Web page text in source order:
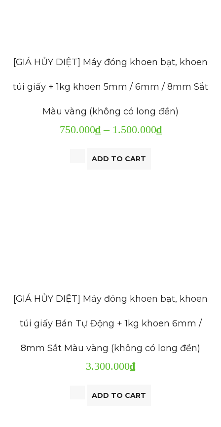
[GIÁ HỦY DIỆT] Máy đóng khoen bạt, khoen
túi giấy + 1kg khoen 5mm / 6mm / 8mm Sắt
Màu vàng (không có long đền)
750.000₫– 1.500.000₫
ADD TO CART
[GIÁ HỦY DIỆT] Máy đóng khoen bạt, khoen
túi giấy Bán Tự Động + 1kg khoen 6mm /
8mm Sắt Màu vàng (không có long đền)
3.300.000₫
ADD TO CART